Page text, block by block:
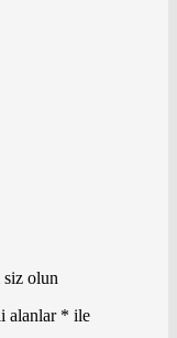
olun
alanlar * ile